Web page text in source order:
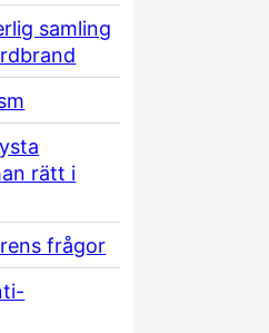
samling
rätt i
frågor